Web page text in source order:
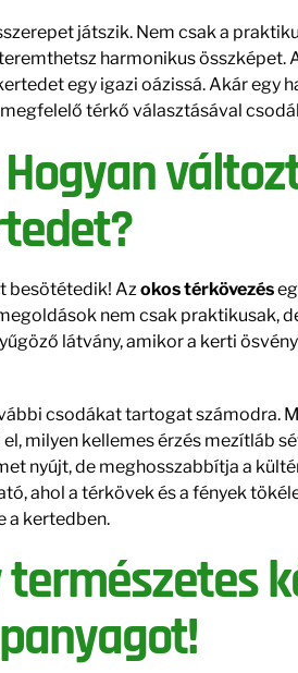
játszik. Nem csak a
harmonikus összképet.
egy igazi oázissá. Akár egy
térkő választásával
besötétedik! Az okos térkövezés
nem csak praktikusak,
látvány, amikor a kerti
csodákat tartogat számodra.
milyen kellemes érzés mezítláb
nyújt, de meghosszabbítja a
ahol a térkövek és a fények
a kertedben.